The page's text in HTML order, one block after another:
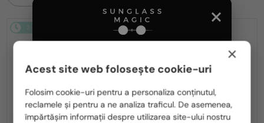
2-4 ZILE
MIU MIU—Ochelari de soare
MIU MIU—Ochelari de soare
România / RO
×
Acest site web folosește cookie-uri
Folosim cookie-uri pentru a personaliza conținutul,
reclamele și pentru a ne analiza traficul. De asemenea,
împărtășim informații despre utilizarea site-ului nostru